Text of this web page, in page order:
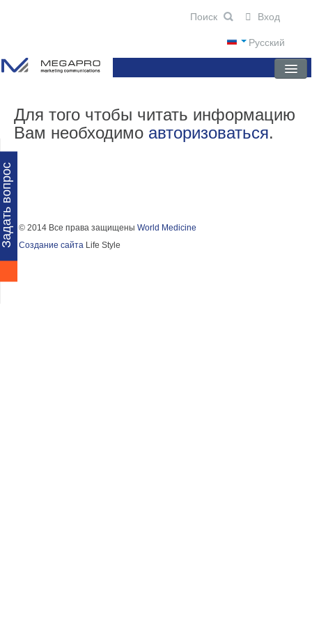
вопрос
Русский
Вход
ГЛАВНАЯ
О КОМПАНИИ
ПАРТНЕРЫ
Для того чтобы читать информацию
Вам необходимо авторизоваться.
© 2014 Все права защищеныWorld Medicine
Создание сайта Life Style